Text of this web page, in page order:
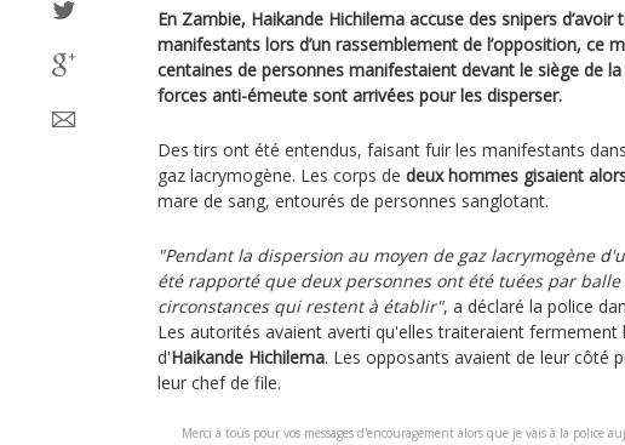
En Zambie, Haikande Hichilema accuse des snipers d’avoir
manifestants lors d’un rassemblement de l’opposition, ce
centaines de personnes manifestaient devant le siège de
forces anti-émeute sont arrivées pour les disperser.
Des tirs ont été entendus, faisant fuir les manifestants
gaz lacrymogène. Les corps de deux hommes gisaient
mare de sang, entourés de personnes sanglotant.
"Pendant la dispersion au moyen de gaz lacrymogène
été rapporté que deux personnes ont été tuées par balle
circonstances qui restent à établir", a déclaré la police
Les autorités avaient averti qu'elles traiteraient fermement
d'Haikande Hichilema. Les opposants avaient de leur côté
leur chef de file.
Merci à tous pour vos messages d'encouragement alors que je vais à la police